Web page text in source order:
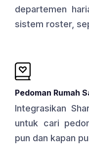
departemen
sistem roster,
Pedoman Rumah
Integrasikan
untuk cari
pun dan kapan